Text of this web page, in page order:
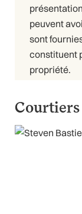
peuvent
sont
constituent
propriété.